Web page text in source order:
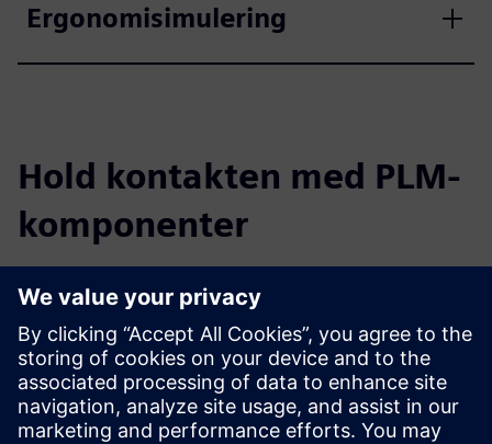
Ergonomisimulering
Hold kontakten med PLM-
komponenter
Les bloggen
Få nye perspektiver på PLM-komponenter og PLM-
markedet generelt.